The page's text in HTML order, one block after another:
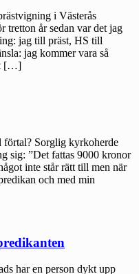
i Västerås
tretton år sedan var det jag
jag till präst, HS till
jag kommer vara så
[…]
förtal? Sorglig kyrkoherde
sig: ”Det fattas 9000 kronor
inte står rätt till men när
och med min
har en person dykt upp